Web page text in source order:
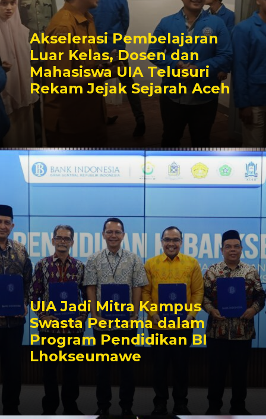
Akselerasi Pembelajaran
Luar Kelas, Dosen dan
Mahasiswa UIA Telusuri
Rekam Jejak Sejarah Aceh
UIA Jadi Mitra Kampus
Swasta Pertama dalam
Program Pendidikan BI
Lhokseumawe